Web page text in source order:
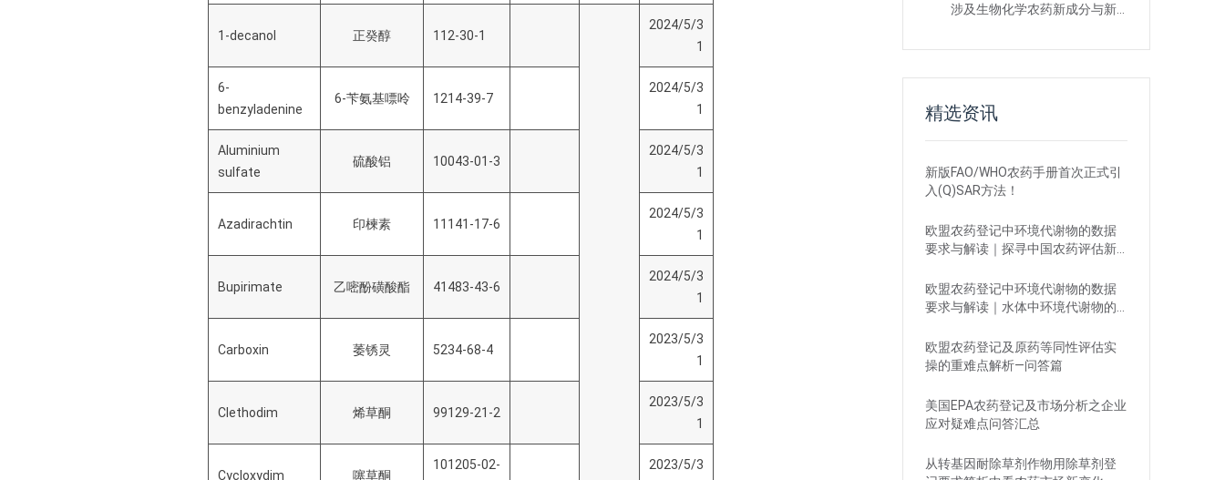
1-decanol 正癸醇 112-30-1
2024/5/3
1
6-
benzyladenine
6-苄氨基嘌呤 1214-39-7
2024/5/3
1
Aluminium
sulfate
硫酸铝 10043-01-3
2024/5/3
1
Azadirachtin 印楝素 11141-17-6
2024/5/3
1
Bupirimate 乙嘧酚磺酸酯 41483-43-6
2024/5/3
1
Carboxin 萎锈灵 5234-68-4
2023/5/3
1
Clethodim 烯草酮 99129-21-2
2023/5/3
1
Cycloxydim 噻草酮
101205-02-
2023/5/3
涉及生物化学农药新成分与新
精选资讯
新版FAO/WHO农药手册首次正式引
入(Q)SAR方法！
欧盟农药登记中环境代谢物的数据
要求与解读｜探寻中国农药评估新
欧盟农药登记中环境代谢物的数据
要求与解读｜水体中环境代谢物的
欧盟农药登记及原药等同性评估实
操的重难点解析—问答篇
美国EPA农药登记及市场分析之企业
应对疑难点问答汇总
从转基因耐除草剂作物用除草剂登